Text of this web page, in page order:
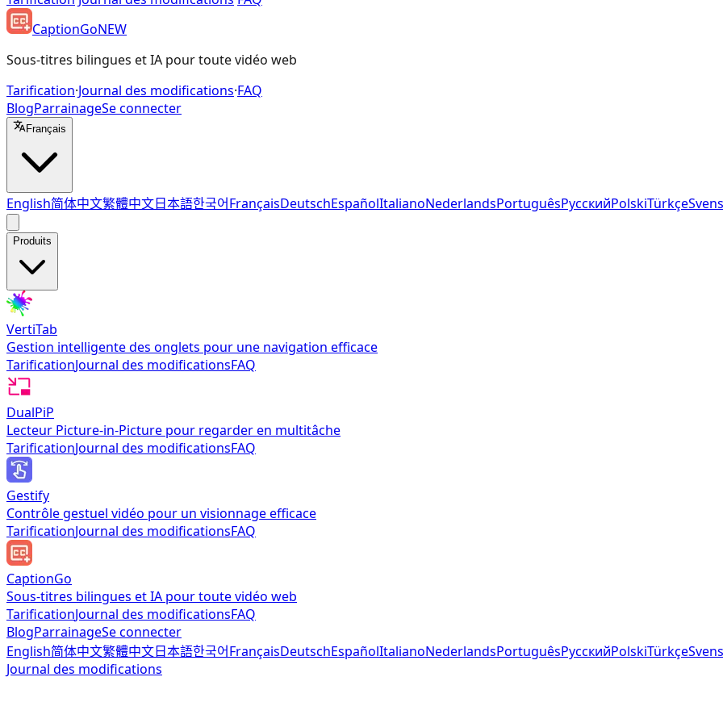
CaptionGoNEW
Sous-titres bilingues et IA pour toute vidéo web
Tarification·Journal des modifications·FAQ
BlogParrainageSe connecter
Français
English简体中文繁體中文日本語한국어FrançaisDeutschEspañolItalianoNederlandsPortuguêsРусскийPolskiTürkçe
Produits
VertiTab
Gestion intelligente des onglets pour une navigation efficace
TarificationJournal des modificationsFAQ
DualPiP
Lecteur Picture-in-Picture pour regarder en multitâche
TarificationJournal des modificationsFAQ
Gestify
Contrôle gestuel vidéo pour un visionnage efficace
TarificationJournal des modificationsFAQ
CaptionGo
Sous-titres bilingues et IA pour toute vidéo web
TarificationJournal des modificationsFAQ
BlogParrainageSe connecter
English简体中文繁體中文日本語한국어FrançaisDeutschEspañolItalianoNederlandsPortuguêsРусскийPolskiTürkçe
Journal des modifications